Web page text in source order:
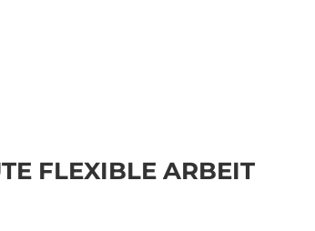
FLEXIBLE ARBEIT